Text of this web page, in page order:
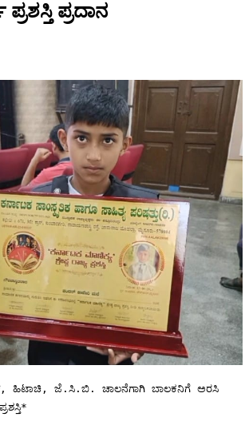
ಪ್ರದಾನ
ಹಿಟಾಚಿ, ಜೆ.ಸಿ.ಬಿ. ಚಾಲನೆಗಾಗಿ ಬಾಲಕನಿಗೆ ಅರಸಿ